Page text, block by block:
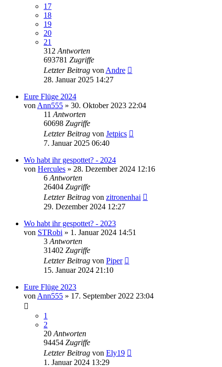
17
18
19
20
21
312 Antworten
693781 Zugriffe
Letzter Beitrag von Andre
28. Januar 2025 14:27
Eure Flüge 2024
von Ann555 » 30. Oktober 2023 22:04
11 Antworten
60698 Zugriffe
Letzter Beitrag von Jetpics
7. Januar 2025 06:40
Wo habt ihr gespottet? - 2024
von Hercules » 28. Dezember 2024 12:16
6 Antworten
26404 Zugriffe
Letzter Beitrag von zitronenhai
29. Dezember 2024 12:27
Wo habt ihr gespottet? - 2023
von STRobi » 1. Januar 2024 14:51
3 Antworten
31402 Zugriffe
Letzter Beitrag von Piper
15. Januar 2024 21:10
Eure Flüge 2023
von Ann555 » 17. September 2022 23:04
1
2
20 Antworten
94454 Zugriffe
Letzter Beitrag von Ely19
1. Januar 2024 13:29